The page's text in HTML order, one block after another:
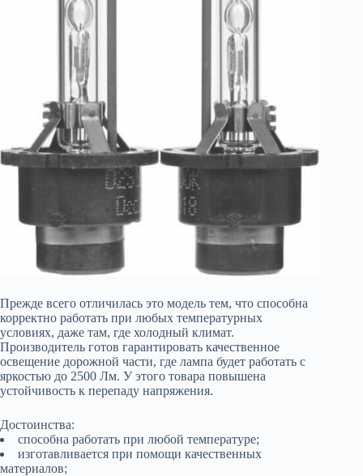
Прежде всего отличилась это модель тем, что способна
корректно работать при любых температурных
условиях, даже там, где холодный климат.
Производитель готов гарантировать качественное
освещение дорожной части, где лампа будет работать с
яркостью до 2500 Лм. У этого товара повышена
устойчивость к перепаду напряжения.
Достоинства:
способна работать при любой температуре;
изготавливается при помощи качественных
материалов;